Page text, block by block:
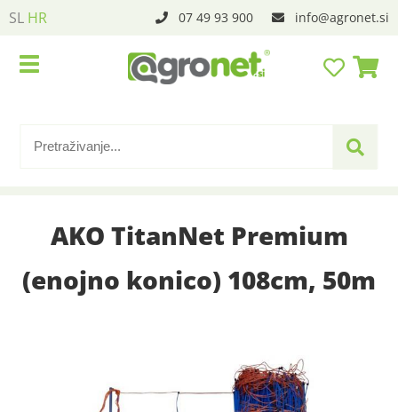
SL HR 07 49 93 900 info agronet.si
AKO TitanNet Premium
(enojno konico) 108cm, 50m